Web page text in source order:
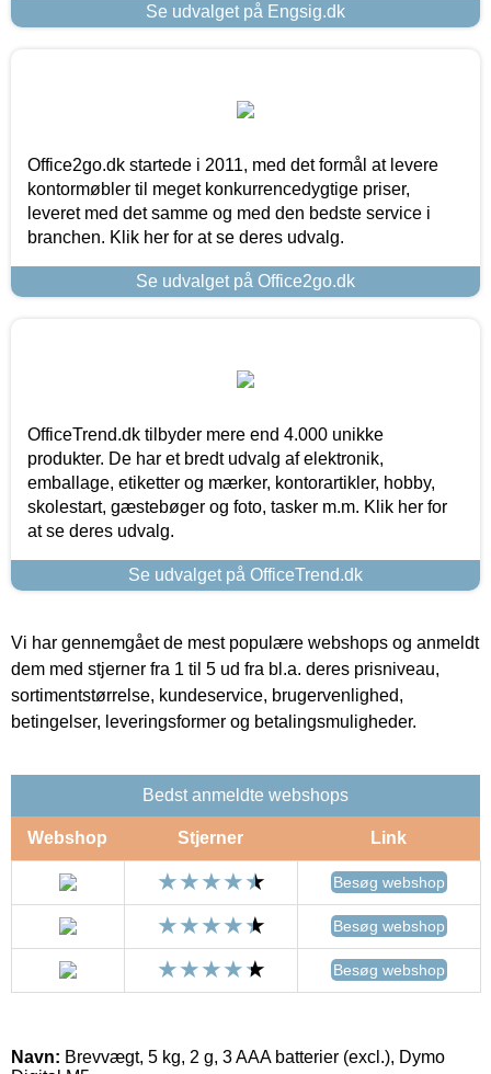
Se udvalget på Engsig.dk
Office2go.dk startede i 2011, med det formål at levere
kontormøbler til meget konkurrencedygtige priser,
leveret med det samme og med den bedste service i
branchen. Klik her for at se deres udvalg.
Se udvalget på Office2go.dk
OfficeTrend.dk tilbyder mere end 4.000 unikke
produkter. De har et bredt udvalg af elektronik,
emballage, etiketter og mærker, kontorartikler, hobby,
skolestart, gæstebøger og foto, tasker m.m. Klik her for
at se deres udvalg.
Se udvalget på OfficeTrend.dk
Vi har gennemgået de mest populære webshops og anmeldt
dem med stjerner fra 1 til 5 ud fra bl.a. deres prisniveau,
sortimentstørrelse, kundeservice, brugervenlighed,
betingelser, leveringsformer og betalingsmuligheder.
Bedst anmeldte webshops
Webshop Stjerner Link
Besøg webshop
Besøg webshop
Besøg webshop
Navn: Brevvægt, 5 kg, 2 g, 3 AAA batterier (excl.), Dymo